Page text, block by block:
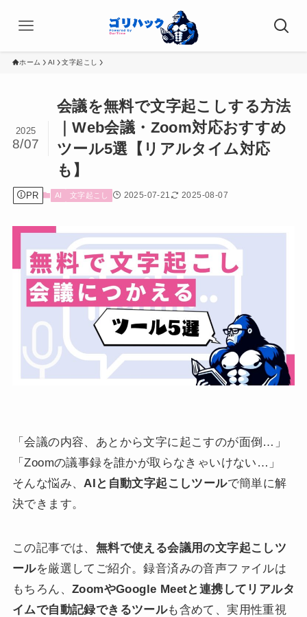
ホーム AI 文字起こし
会議を無料で文字起こしする方法
｜Web会議・Zoom対応おすすめ
ツール5選【リアルタイム対応
も】
2025
8/07
PR AI 文字起こし 2025-07-21 2025-08-07
「会議の内容、あとから文字に起こすのが面倒…」
「Zoomの議事録を誰かが取らなきゃいけない…」
そんな悩み、 AIと自動文字起こしツールで簡単に解
決できます。
この記事では、 無料で使える会議用の文字起こしツ
ールを厳選してご紹介。録音済みの音声ファイルは
もちろん、 ZoomやGoogle Meetと連携してリアルタ
イムで自動記録できるツールも含めて、実用性重視